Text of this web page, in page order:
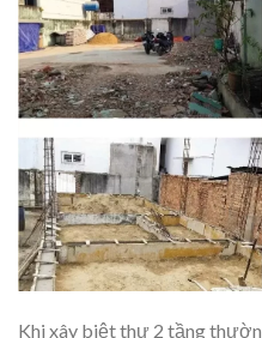
Khi xây biệt thự 2 tầng